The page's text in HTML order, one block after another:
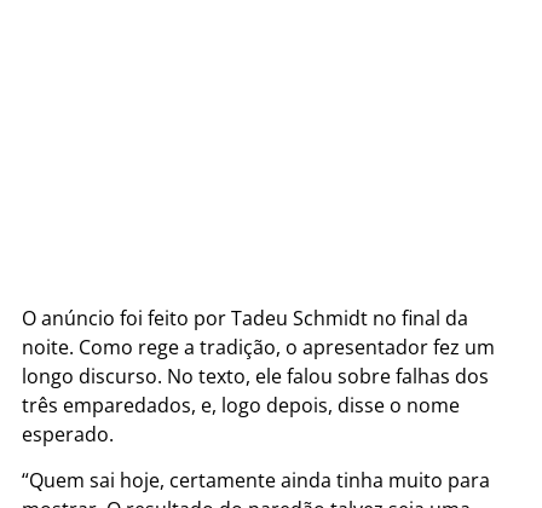
O anúncio foi feito por Tadeu Schmidt no final da
noite. Como rege a tradição, o apresentador fez um
longo discurso. No texto, ele falou sobre falhas dos
três emparedados, e, logo depois, disse o nome
esperado.
“Quem sai hoje, certamente ainda tinha muito para